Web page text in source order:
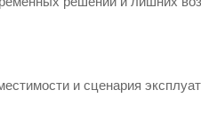
и сценария